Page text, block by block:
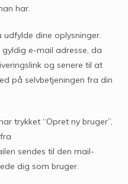
har.
dine oplysninger.
e-mail adresse, da
og senere til at
på selvbetjeningen fra din
trykket “Opret ny bruger”,
sendes til den mail-
dig som bruger.